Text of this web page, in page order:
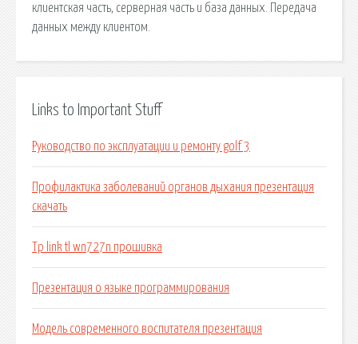
клиентская часть, серверная часть и база данных. Передача
данных между клиентом.
Links to Important Stuff
Руководство по эксплуатации и ремонту golf 3
Профилактика заболеваний органов дыхания презентация
скачать
Tp link tl wn727n прошивка
Презентация о языке программирования
Модель современного воспитателя презентация